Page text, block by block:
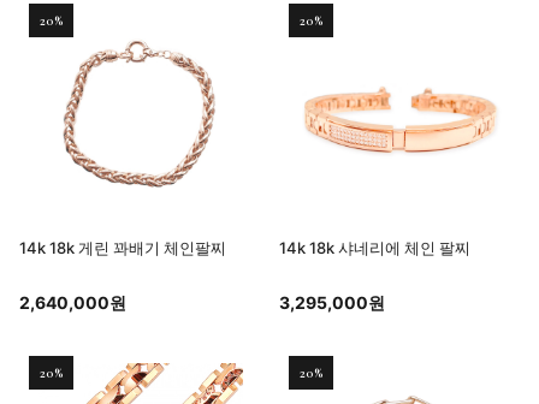
14k 18k 게린 꽈배기 체인팔찌
20%
2,640,000원
14k 18k 샤네리에 체인 팔찌
20%
3,295,000원
20% 20%